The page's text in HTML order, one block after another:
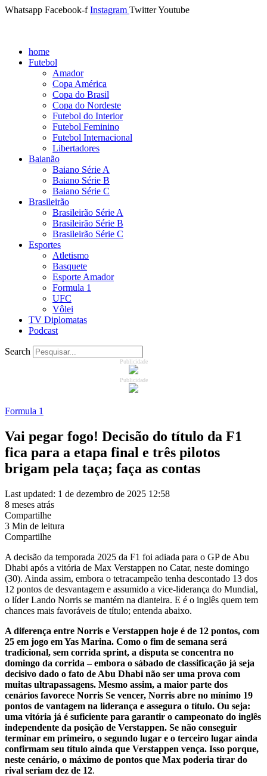
Whatsapp Facebook-f Instagram TwitterYoutube
home
Futebol
Amador
Copa América
Copa do Brasil
Copa do Nordeste
Futebol do Interior
Futebol Feminino
Futebol Internacional
Libertadores
Baianão
Baiano Série A
Baiano Série B
Baiano Série C
Brasileirão
Brasileirão Série A
Brasileirão Série B
Brasileirão Série C
Esportes
Atletismo
Basquete
Esporte Amador
Formula 1
UFC
Vôlei
TV Diplomatas
Podcast
Search
Publicidade
Publicidade
Formula 1
Vai pegar fogo! Decisão do título da F1
fica para a etapa final e três pilotos
brigam pela taça; faça as contas
Last updated: 1 de dezembro de 2025 12:58
8 meses atrás
Compartilhe
3 Min de leitura
Compartilhe
A decisão da temporada 2025 da F1 foi adiada para o GP de Abu
Dhabi após a vitória de Max Verstappen no Catar, neste domingo
(30). Ainda assim, embora o tetracampeão tenha descontado 13 dos
12 pontos de desvantagem e assumido a vice-liderança do Mundial,
o líder Lando Norris se mantém na dianteira. E é o inglês quem tem
chances mais favoráveis de título; entenda abaixo.
A diferença entre Norris e Verstappen hoje é de 12 pontos, com
25 em jogo em Yas Marina. Como o fim de semana será
tradicional, sem corrida sprint, a disputa se concentra no
domingo da corrida – embora o sábado de classificação já seja
decisivo dado o fato de Abu Dhabi não ser uma prova com
muitas ultrapassagens. Mesmo assim, a maior parte dos
cenários favorece Norris Se vencer, Norris abre no mínimo 19
pontos de vantagem na liderança e assegura o título. Ou seja:
uma vitória já é suficiente para garantir o campeonato do inglês
independente da posição de Verstappen. Se não conseguir
terminar em primeiro, o segundo lugar e o terceiro lugar ainda
confirmam seu título ainda que Verstappen vença. Isso porque,
neste cenário, o máximo de pontos que Max poderia tirar do
rival seriam dez de 12.